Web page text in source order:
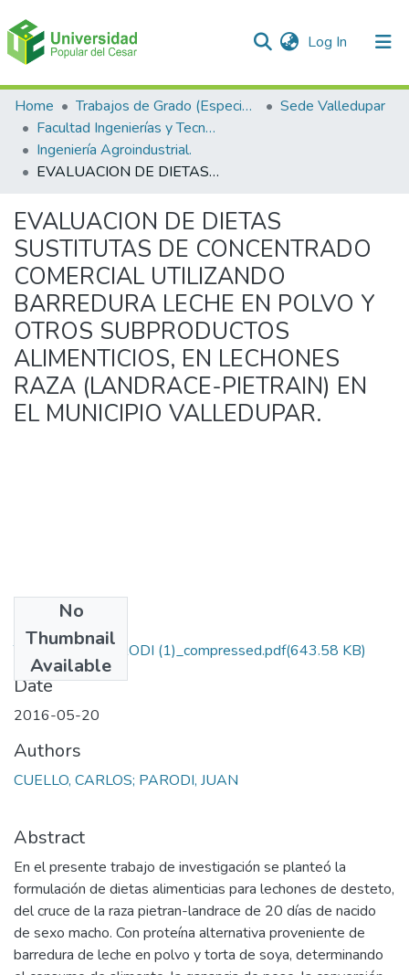
Log In (current)
Communities & Collections
All of DSpace
Statistics
Home Trabajos de Grado (Especializaciones y Pregrados)
Sede Valledupar
Facultad Ingenierías y Tecnologías
Ingeniería Agroindustrial.
EVALUACION DE DIETAS SUSTITUTAS DE CONCENTRADO COMERCIAL UTILIZANDO BARREDURA LECHE EN POLVO Y OTROS SUBPRODUCTOS ALIMENTICIOS, EN LECHONES RAZA (LANDRACE-PIETRAIN) EN EL MUNICIPIO VALLEDUPAR.
EVALUACION DE DIETAS
SUSTITUTAS DE CONCENTRADO
COMERCIAL UTILIZANDO
BARREDURA LECHE EN POLVO Y
OTROS SUBPRODUCTOS
ALIMENTICIOS, EN LECHONES
RAZA (LANDRACE-PIETRAIN) EN
EL MUNICIPIO VALLEDUPAR.
No
Thumbnail
Available
TESIS_JUANPARODI (1)_compressed.pdf(643.58 KB)
Date
2016-05-20
Authors
CUELLO, CARLOS; PARODI, JUAN
Abstract
En el presente trabajo de investigación se planteó la
formulación de dietas alimenticias para lechones de desteto,
del cruce de la raza pietran-landrace de 20 días de nacido
de sexo macho. Con proteína alternativa proveniente de
barredura de leche en polvo y torta de soya, determinando